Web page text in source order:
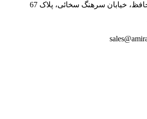
خیابان سرهنگ سخائی، پلاک 67